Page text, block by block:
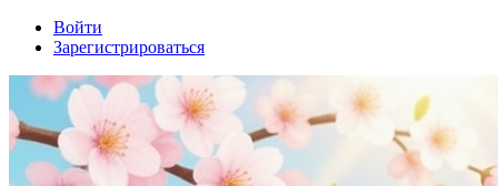
Войти
Зарегистрироваться